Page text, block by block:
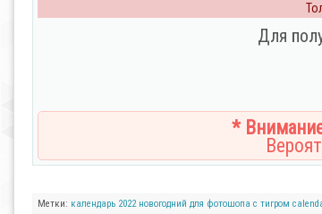
Для
*
Метки: календарь 2022 новогодний для фотошопа с тигром